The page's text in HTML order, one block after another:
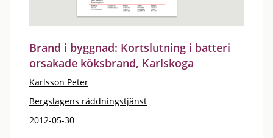
Brand i byggnad: Kortslutning i batteri
orsakade köksbrand, Karlskoga
Karlsson Peter
Bergslagens räddningstjänst
2012-05-30